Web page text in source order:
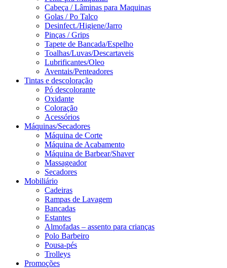
Cabeça / Lâminas para Maquinas
Golas / Po Talco
Desinfect./Higiene/Jarro
Pinças / Grips
Tapete de Bancada/Espelho
Toalhas/Luvas/Descartaveis
Lubrificantes/Oleo
Aventais/Penteadores
Tintas e descoloração
Pó descolorante
Oxidante
Coloração
Acessórios
Máquinas/Secadores
Máquina de Corte
Máquina de Acabamento
Máquina de Barbear/Shaver
Massageador
Secadores
Mobiliário
Cadeiras
Rampas de Lavagem
Bancadas
Estantes
Almofadas – assento para crianças
Polo Barbeiro
Pousa-pés
Trolleys
Promoções